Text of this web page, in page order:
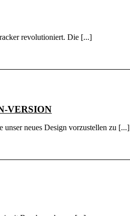
revolutioniert. Die [...]
VERSION
unser neues Design vorzustellen zu [...]